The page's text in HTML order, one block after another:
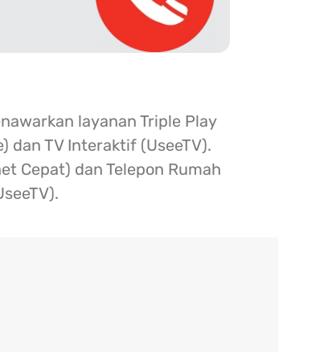
layanan Triple Play
dan TV Interaktif (UseeTV).
Cepat) dan Telepon Rumah